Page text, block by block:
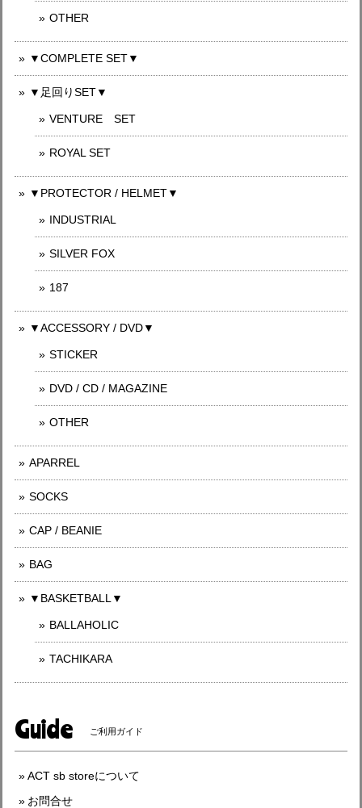
OTHER
▼COMPLETE SET▼
▼足回りSET▼
VENTURE SET
ROYAL SET
▼PROTECTOR / HELMET▼
INDUSTRIAL
SILVER FOX
187
▼ACCESSORY / DVD▼
STICKER
DVD / CD / MAGAZINE
OTHER
APARREL
SOCKS
CAP / BEANIE
BAG
▼BASKETBALL▼
BALLAHOLIC
TACHIKARA
Guide ご利用ガイド
ACT sb storeについて
お問合せ